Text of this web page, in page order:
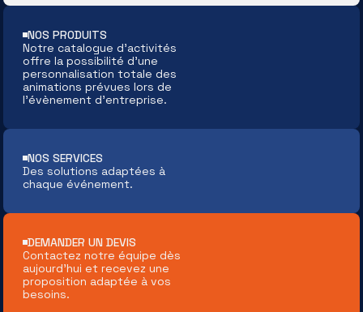
NOS PRODUITS
Notre catalogue d’activités
offre la possibilité d’une
personnalisation totale des
animations prévues lors de
l’évènement d’entreprise.
NOS SERVICES
Des solutions adaptées à
chaque événement.
DEMANDER UN DEVIS
Contactez notre équipe dès
aujourd'hui et recevez une
proposition adaptée à vos
besoins.